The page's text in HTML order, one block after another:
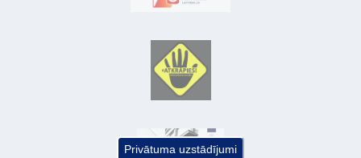
Privātuma uzstādījumi